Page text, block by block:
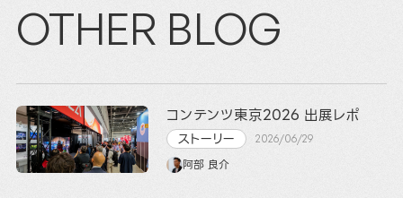
OTHER BLOG
コンテンツ東京2026 出展レポ
ストーリー 2026/06/29
阿部 良介